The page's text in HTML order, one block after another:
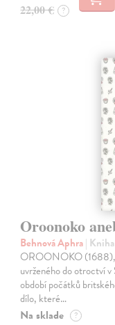
22,00 € ?
Oroonoko
Behnová Aphra| Kniha
OROONOKO (1688),
uvrženého do otroctví
období počátků
dílo, které…
Na sklade ?